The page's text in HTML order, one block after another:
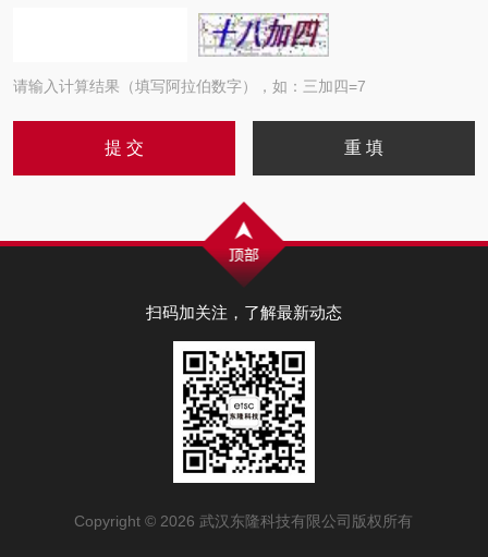
请输入计算结果（填写阿拉伯数字），如：三加四=7
扫码加关注，了解最新动态
Copyright © 2026 武汉东隆科技有限公司版权所有